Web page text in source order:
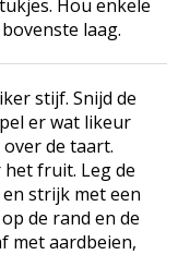
Hou enkele
laag.
stijf. Snijd de
er wat likeur
de taart.
fruit. Leg de
strijk met een
de rand en de
met aardbeien,